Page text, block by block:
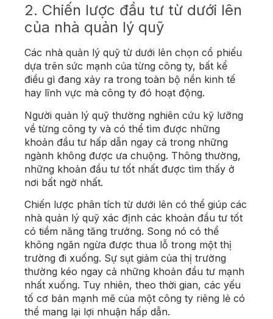
2. Chiến lược đầu tư từ dưới lên
của nhà quản lý quỹ
Các nhà quản lý quỹ từ dưới lên chọn cổ phiếu
dựa trên sức mạnh của từng công ty, bất kể
điều gì đang xảy ra trong toàn bộ nền kinh tế
hay lĩnh vực mà công ty đó hoạt động.
Người quản lý quỹ thường nghiên cứu kỹ lưỡng
về từng công ty và có thể tìm được những
khoản đầu tư hấp dẫn ngay cả trong những
ngành không được ưa chuộng. Thông thường,
những khoản đầu tư tốt nhất được tìm thấy ở
nơi bất ngờ nhất.
Chiến lược phân tích từ dưới lên có thể giúp các
nhà quản lý quỹ xác định các khoản đầu tư tốt
có tiềm năng tăng trưởng. Song nó có thể
không ngăn ngừa được thua lỗ trong một thị
trường đi xuống. Sự sụt giảm của thị trường
thường kéo ngay cả những khoản đầu tư mạnh
nhất xuống. Tuy nhiên, theo thời gian, các yếu
tố cơ bản mạnh mẽ của một công ty riêng lẻ có
thể mang lại lợi nhuận hấp dẫn.